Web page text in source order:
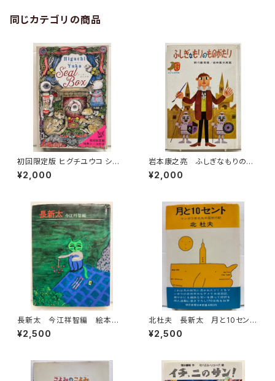
同じカテゴリの商品
初回限定版 ヒグチユウコ シー
ル・ボックス サイン入り 201
8年 初版 グラフィック社
¥2,000
岩本康之亮 ふしぎなもりのも
のがたり 前川康男 創作どう
わ絵本８ 1966年 函なし
¥2,000
長新太 今江祥智編 絵本作
家文庫 1977年 すばる書房
文庫
¥2,500
北杜夫 長新太 月と10セン
ト 1971年 初版 帯 朝日
新聞社
¥2,500